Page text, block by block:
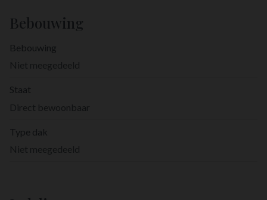
Bebouwing
Bebouwing
Niet meegedeeld
Staat
Direct bewoonbaar
Type dak
Niet meegedeeld